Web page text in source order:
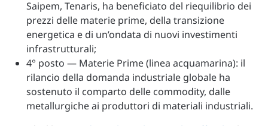
Saipem, Tenaris, ha beneficiato del riequilibrio dei
prezzi delle materie prime, della transizione
energetica e di un’ondata di nuovi investimenti
infrastrutturali;
4° posto — Materie Prime (linea acquamarina): il
rilancio della domanda industriale globale ha
sostenuto il comparto delle commodity, dalle
metallurgiche ai produttori di materiali industriali.